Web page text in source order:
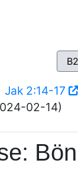
Jak 2:14-17
02-14)